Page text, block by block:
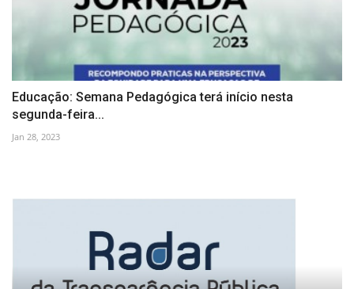
Educação: Semana Pedagógica terá início nesta
segunda-feira...
Jan 28, 2023